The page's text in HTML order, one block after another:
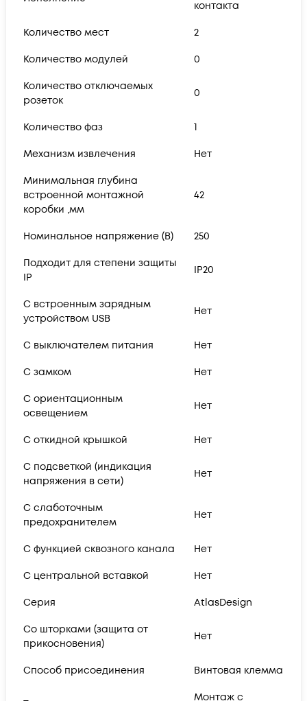
контакта
Количество мест 2
Количество модулей 0
Количество отключаемых
розеток
0
Количество фаз 1
Механизм извлечения Нет
Минимальная глубина
встроенной монтажной
коробки ,мм
42
Номинальное напряжение (В) 250
Подходит для степени защиты
IP
IP20
С встроенным зарядным
устройством USB
Нет
С выключателем питания Нет
С замком Нет
С ориентационным
освещением
Нет
С откидной крышкой Нет
С подсветкой (индикация
напряжения в сети)
Нет
С слаботочным
предохранителем
Нет
С функцией сквозного канала Нет
С центральной вставкой Нет
Серия AtlasDesign
Со шторками (защита от
прикосновения)
Нет
Способ присоединения Винтовая клемма
Монтаж с